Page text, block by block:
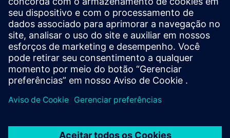
gases binários ou quase binários com base na
condutividade térmica. O sistema usa duas linhas
independentes de analisador de gás em um rack para
cumprir as diretivas internacionais.